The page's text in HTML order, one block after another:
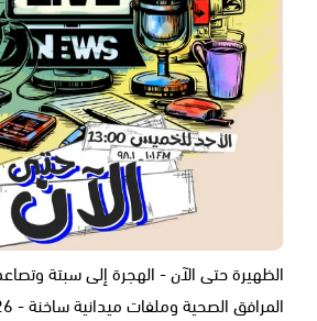
الظهيرة حتى الآن - الهجرة إلى سبتة
المرافق الصحية وملفات ميدانية ساخنة - 03.08.2026